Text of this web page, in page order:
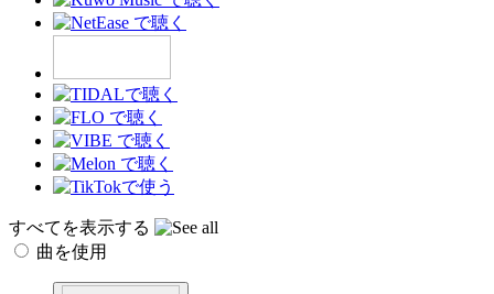
すべてを表示する
曲を使用